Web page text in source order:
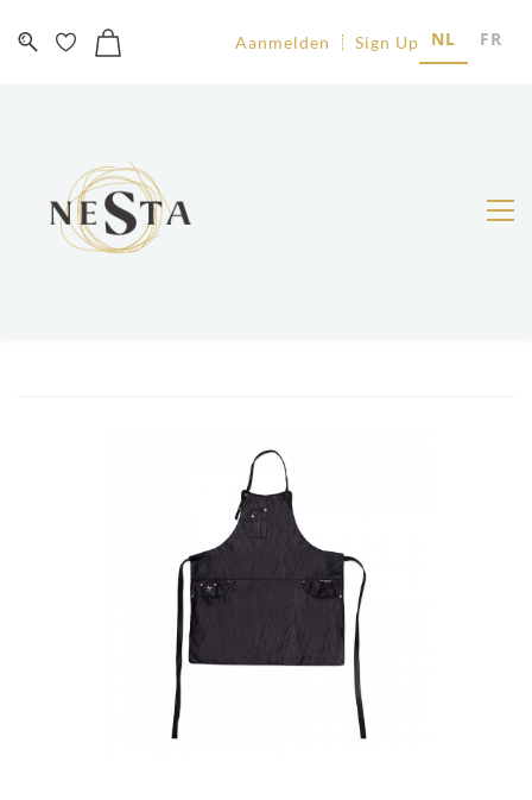
Aanmelden Sign Up NL FR